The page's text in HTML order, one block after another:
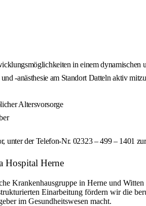
in einem dynamischen
-anästhesie am Standort Datteln aktiv
Altersvorsorge
der Telefon-Nr. 02323 – 499 – 1401
Hospital Herne
Krankenhausgruppe in Herne und
Einarbeitung fördern wir die
im Gesundheitswesen macht.